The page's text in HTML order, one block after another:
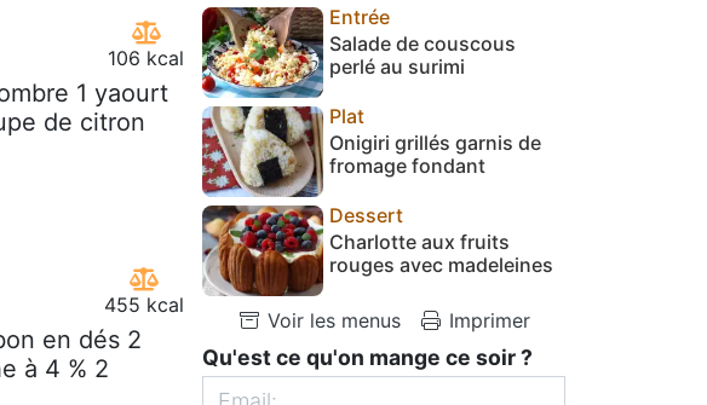
106 kcal
1 yaourt
de citron
455 kcal
en dés 2
à 4 % 2
Entrée
Salade de couscous
perlé au surimi
Plat
Onigiri grillés garnis de
fromage fondant
Dessert
Charlotte aux fruits
rouges avec madeleines
Voir les menus Imprimer
Qu'est ce qu'on mange ce soir ?